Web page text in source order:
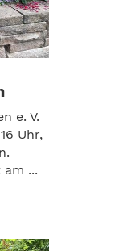
e. V.
Uhr,
...